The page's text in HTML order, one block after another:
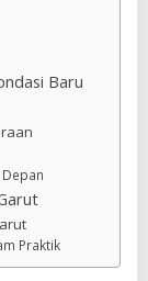
Baru
Depan
Praktik